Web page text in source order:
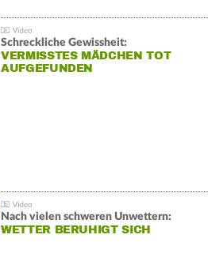
Schreckliche Gewissheit:
VERMISSTES MÄDCHEN TOT
AUFGEFUNDEN
Nach vielen schweren Unwettern:
WETTER BERUHIGT SICH